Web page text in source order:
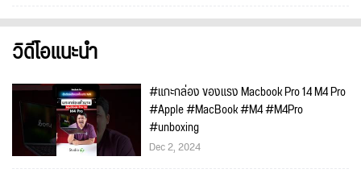
วิดีโอแนะนำ
#แกะกล่อง ของแรง Macbook Pro 14 M4 Pro
#Apple #MacBook #M4 #M4Pro
#unboxing
Dec 2, 2024